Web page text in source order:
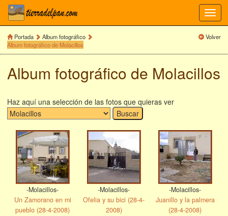
Portada
Album fotográfico
Album fotográfico de Molacillos
Volver
Album fotográfico de Molacillos
Haz aquí una selección de las fotos que quieras ver
-Molacillos-
Un Zamorano en mi
pueblo (28-4-2008)
-Molacillos-
Ofelia y su bici (28-4-
2008)
-Molacillos-
Juanillo y la palmera
(28-4-2008)